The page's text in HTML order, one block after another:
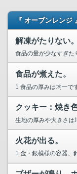
『 オーブンレンジ
解凍がたりない。
食品の量が少なすぎた
食品が煮えた。
1 食品の厚みは均一で
クッキー：焼き
生地の厚みや大きさは
火花が出る。
1 金・銀模様の容器、